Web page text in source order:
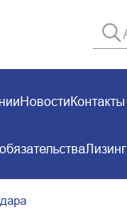
НовостиКонтакты